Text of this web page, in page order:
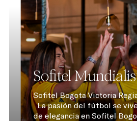
Sofitel
Sofitel Bogota Victoria
La pasión del fútbol se
de elegancia en Sofitel